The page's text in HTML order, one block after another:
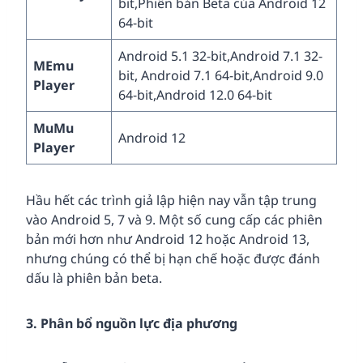
64-bit
MEmu
Player
Android 5.1 32-bit,Android 7.1 32-
bit, Android 7.1 64-bit,Android 9.0
64-bit,Android 12.0 64-bit
MuMu
Player
Android 12
Hầu hết các trình giả lập hiện nay vẫn tập trung
vào Android 5, 7 và 9. Một số cung cấp các phiên
bản mới hơn như Android 12 hoặc Android 13,
nhưng chúng có thể bị hạn chế hoặc được đánh
dấu là phiên bản beta.
3. Phân bổ nguồn lực địa phương